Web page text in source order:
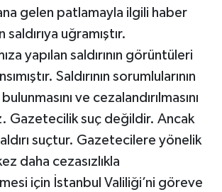
gelen patlamayla ilgili haber
uğramıştır.
yapılan saldırının görüntüleri
Saldırının sorumlularının
ve cezalandırılmasını
Gazetecilik suç değildir. Ancak
suçtur. Gazetecilere yönelik
daha cezasızlıkla
için İstanbul Valiliği’ni göreve